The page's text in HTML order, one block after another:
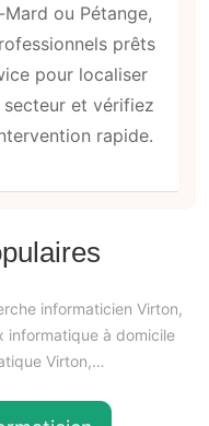
ou Pétange,
prêts
pour localiser
et vérifiez
rapide.
informaticien Virton,
informatique à domicile
Virton,…